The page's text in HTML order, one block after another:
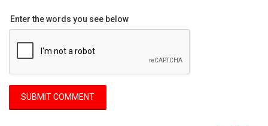
Enter the words you see below